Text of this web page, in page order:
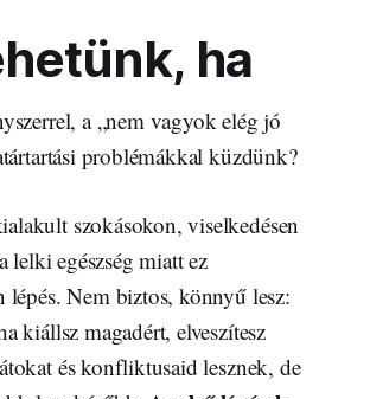
ha
a „nem vagyok elég jó
problémákkal küzdünk?
szokásokon, viselkedésen
lelki egészség miatt ez
lépés. Nem biztos, könnyű lesz:
kiállsz magadért, elveszítesz
és konfliktusaid lesznek, de